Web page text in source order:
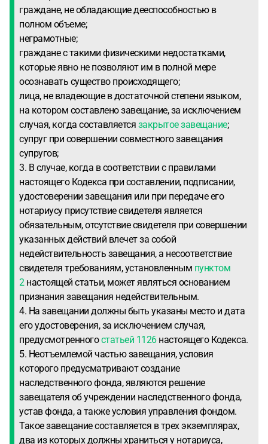
граждане, не обладающие дееспособностью в
полном объеме;
неграмотные;
граждане с такими физическими недостатками,
которые явно не позволяют им в полной мере
осознавать существо происходящего;
лица, не владеющие в достаточной степени языком,
на котором составлено завещание, за исключением
случая, когда составляется закрытое завещание;
супруг при совершении совместного завещания
супругов;
3. В случае, когда в соответствии с правилами
настоящего Кодекса при составлении, подписании,
удостоверении завещания или при передаче его
нотариусу присутствие свидетеля является
обязательным, отсутствие свидетеля при совершении
указанных действий влечет за собой
недействительность завещания, а несоответствие
свидетеля требованиям, установленным пунктом
2настоящей статьи, может являться основанием
признания завещания недействительным.
4. На завещании должны быть указаны место и дата
его удостоверения, за исключением случая,
предусмотренногостатьей 1126настоящего Кодекса.
5. Неотъемлемой частью завещания, условия
которого предусматривают создание
наследственного фонда, являются решение
завещателя об учреждении наследственного фонда,
устав фонда, а также условия управления фондом.
Такое завещание составляется в трех экземплярах,
два из которых должны храниться у нотариуса,